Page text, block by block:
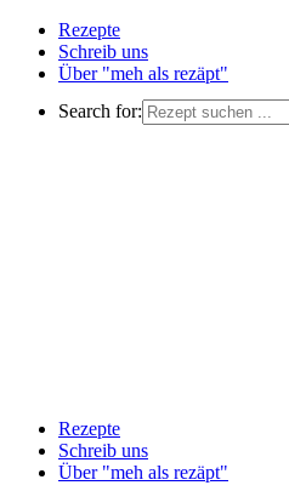
Rezepte
Schreib uns
Über "meh als rezäpt"
Search for:
Rezepte
Schreib uns
Über "meh als rezäpt"